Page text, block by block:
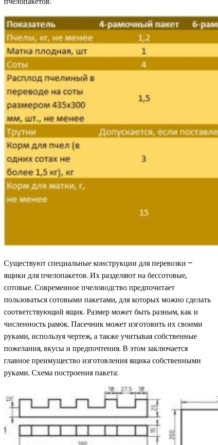
Существуют специальные конструкции для перевозки –
ящики для пчелопакетов. Их разделяют на бессотовые,
сотовые. Современное пчеловодство предпочитает
пользоваться сотовыми пакетами, для которых можно сделать
соответствующий ящик. Размер может быть разным, как и
численность рамок. Пасечник может изготовить их своими
руками, используя чертеж, а также учитывая собственные
пожелания, вкусы и предпочтения. В этом заключается
главное преимущество изготовления ящика собственными
руками. Схема построения пакета: